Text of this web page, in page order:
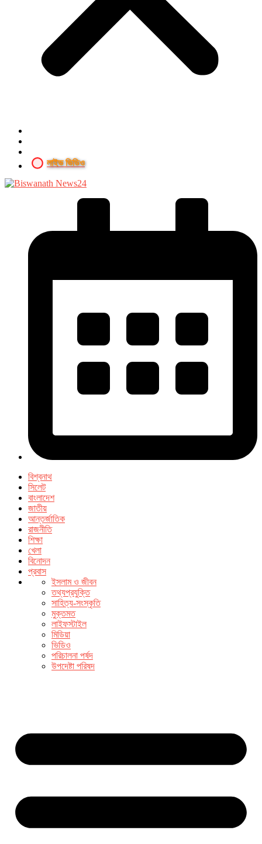
লাইভ ভিডিও
বিশ্বনাথ
সিলেট
বাংলাদেশ
জাতীয়
আন্তর্জাতিক
রাজনীতি
শিক্ষা
খেলা
বিনোদন
প্রবাস
ইসলাম ও জীবন
তথ্যপ্রযুক্তি
সাহিত্য-সংস্কৃতি
মুক্তমত
লাইফস্টাইল
মিডিয়া
ভিডিও
পরিচালনা পর্ষদ
উপদেষ্টা পরিষদ